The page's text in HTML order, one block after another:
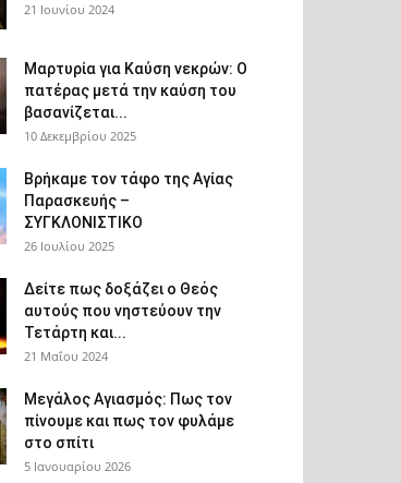
21 Ιουνίου 2024
Μαρτυρία για Καύση νεκρών: Ο
πατέρας μετά την καύση του
βασανίζεται...
10 Δεκεμβρίου 2025
Βρήκαμε τον τάφο της Αγίας
Παρασκευής –
ΣΥΓΚΛΟΝΙΣΤΙΚΟ
26 Ιουλίου 2025
Δείτε πως δοξάζει ο Θεός
αυτούς που νηστεύουν την
Τετάρτη και...
21 Μαΐου 2024
Μεγάλος Αγιασμός: Πως τον
πίνουμε και πως τον φυλάμε
στο σπίτι
5 Ιανουαρίου 2026